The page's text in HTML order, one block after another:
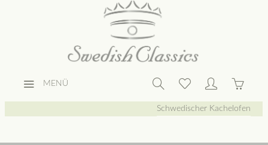
MENÜ
Schwedischer Kachelofen